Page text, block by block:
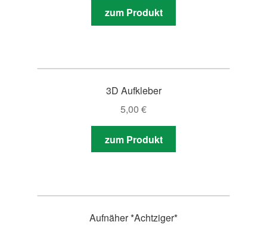
zum Produkt
3D Aufkleber
5,00 €
zum Produkt
Aufnäher *Achtziger*